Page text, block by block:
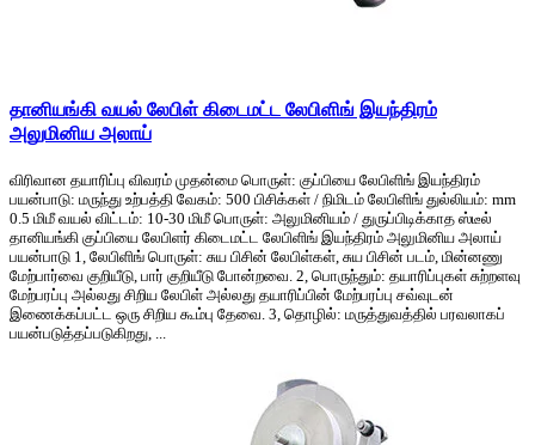
தானியங்கி வயல் லேபிள் கிடைமட்ட லேபிளிங் இயந்திரம்
அலுமினிய அலாய்
விரிவான தயாரிப்பு விவரம் முதன்மை பொருள்: குப்பியை லேபிளிங் இயந்திரம்
பயன்பாடு: மருந்து உற்பத்தி வேகம்: 500 பிசிக்கள் / நிமிடம் லேபிளிங் துல்லியம்: mm
0.5 மிமீ வயல் விட்டம்: 10-30 மிமீ பொருள்: அலுமினியம் / துருப்பிடிக்காத ஸ்டீல்
தானியங்கி குப்பியை லேபிளர் கிடைமட்ட லேபிளிங் இயந்திரம் அலுமினிய அலாய்
பயன்பாடு 1, லேபிளிங் பொருள்: சுய பிசின் லேபிள்கள், சுய பிசின் படம், மின்னணு
மேற்பார்வை குறியீடு, பார் குறியீடு போன்றவை. 2, பொருந்தும்: தயாரிப்புகள் சுற்றளவு
மேற்பரப்பு அல்லது சிறிய லேபிள் அல்லது தயாரிப்பின் மேற்பரப்பு சவ்வுடன்
இணைக்கப்பட்ட ஒரு சிறிய கூம்பு தேவை. 3, தொழில்: மருத்துவத்தில் பரவலாகப்
பயன்படுத்தப்படுகிறது, ...